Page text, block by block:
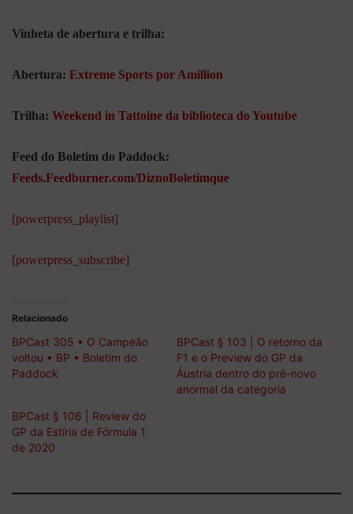
Vinheta de abertura e trilha:
Abertura: Extreme Sports por Amillion
Trilha: Weekend in Tattoine da biblioteca do Youtube
Feed do Boletim do Paddock:
Feeds.Feedburner.com/DiznoBoletimque
[powerpress_playlist]
[powerpress_subscribe]
Relacionado
BPCast 305 • O Campeão
voltou • BP • Boletim do
Paddock
BPCast § 103 | O retorno da
F1 e o Preview do GP da
Áustria dentro do pré-novo
anormal da categoria
BPCast § 106 | Review do
GP da Estíria de Fórmula 1
de 2020